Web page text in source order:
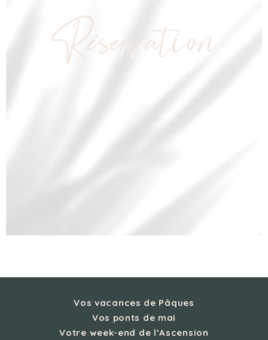
Réservation
Vos vacances de Pâques
Vos ponts de mai
Votre week-end de l’Ascension